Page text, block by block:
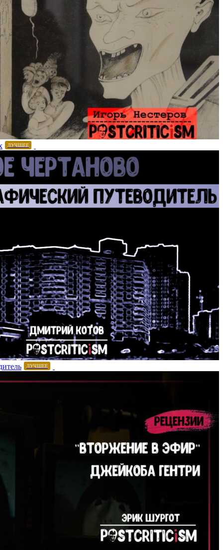
ЛУЧШЕЕ
ЛУЧШЕЕ